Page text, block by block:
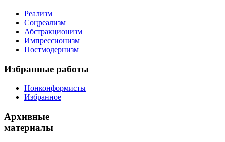
Реализм
Соцреализм
Абстракционизм
Импрессионизм
Постмодернизм
Избранные работы
Нонконформисты
Избранное
Архивные
материалы